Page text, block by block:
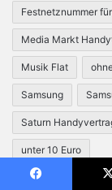
Festnetznummer
Media Markt
Musik Flat
Samsung
Saturn
unter 10 Euro